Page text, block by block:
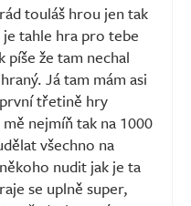
touláš hrou jen tak
tahle hra pro tebe
píše že tam nechal
Já tam mám asi
třetině hry
nejmíň tak na 1000
všechno na
nudit jak je ta
se uplně super,